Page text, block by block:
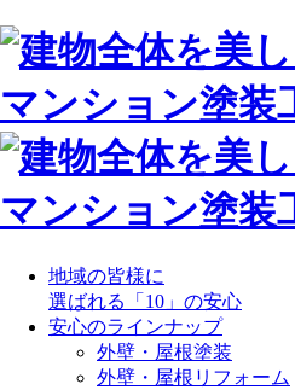
地域の皆様に
選ばれる「10」の安心
安心のラインナップ
外壁・屋根塗装
外壁・屋根リフォーム